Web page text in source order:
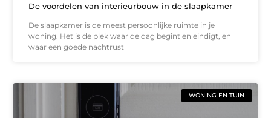
De voordelen van interieurbouw in de slaapkamer
De slaapkamer is de meest persoonlijke ruimte in je
woning. Het is de plek waar de dag begint en eindigt, en
waar een goede nachtrust
WONING EN TUIN